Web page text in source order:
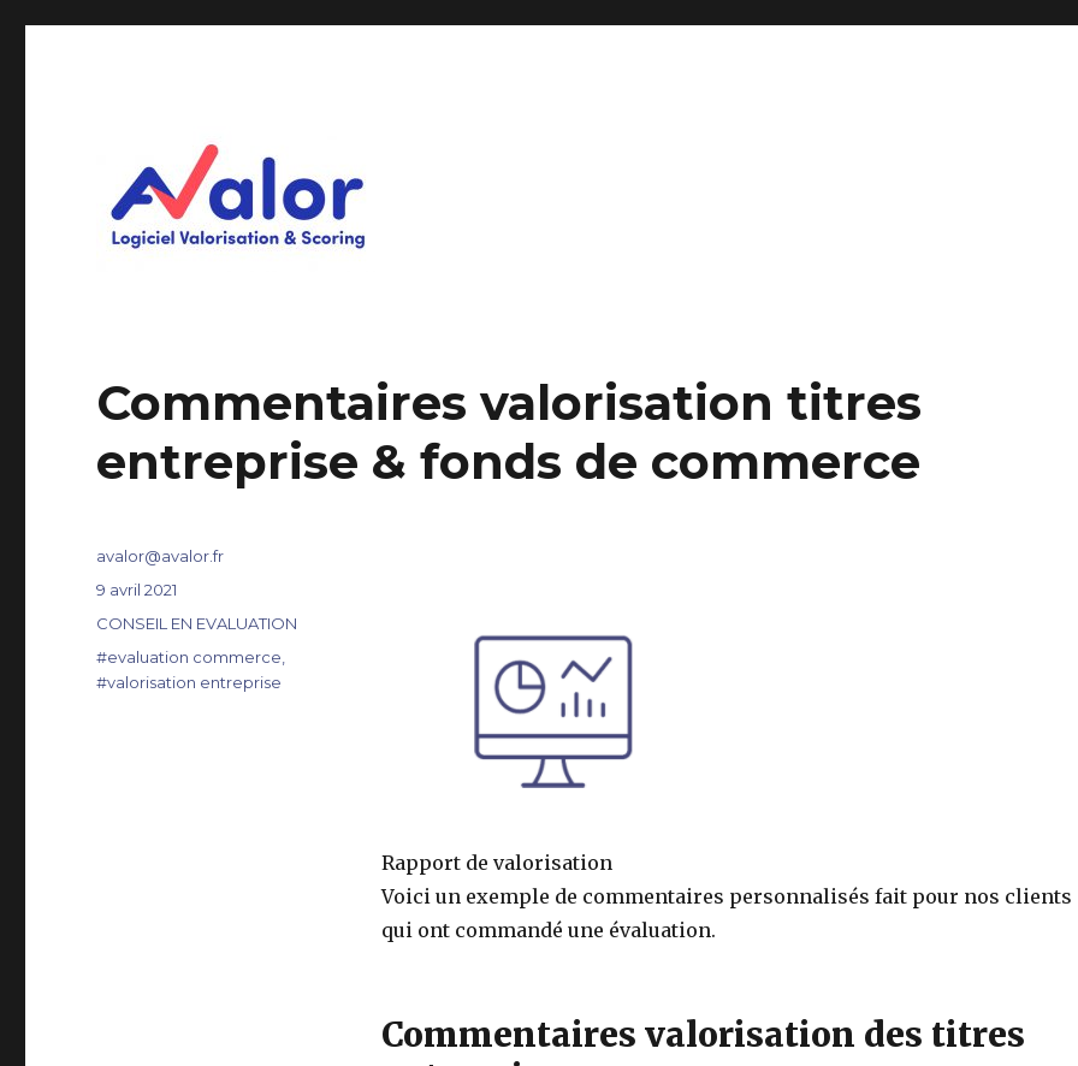
Commentaires valorisation titres
entreprise & fonds de commerce
Rapport de valorisation
Voici un exemple de commentaires personnalisés fait pour nos clients
qui ont commandé une évaluation.
Commentaires valorisation des titres
Auteur
avalor@avalor.fr
Publié
9 avril 2021
Catégories
CONSEIL EN EVALUATION
Étiquettes
#evaluation commerce
#valorisation entreprise